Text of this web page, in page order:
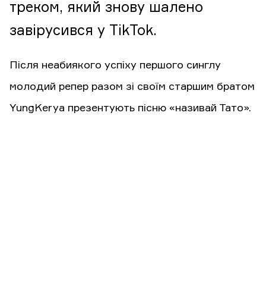
треком, який знову шалено
завірусився у TikTok.
Після неабиякого успіху першого синглу
молодий репер разом зі своїм старшим братом
YungKerya презентують пісню «називай Тато».